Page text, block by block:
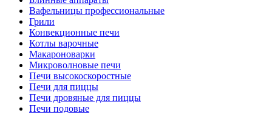
Вафельницы профессиональные
Грили
Конвекционные печи
Котлы варочные
Макароноварки
Микроволновые печи
Печи высокоскоростные
Печи для пиццы
Печи дровяные для пиццы
Печи подовые